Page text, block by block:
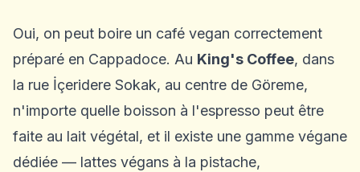
Oui, on peut boire un café vegan correctement
préparé en Cappadoce. Au King's Coffee, dans
la rue İçeridere Sokak, au centre de Göreme,
n'importe quelle boisson à l'espresso peut être
faite au lait végétal, et il existe une gamme végane
dédiée — lattes végans à la pistache,